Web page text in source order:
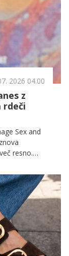
2026 04.00
z
rdeči
Sex and
resno.
burne